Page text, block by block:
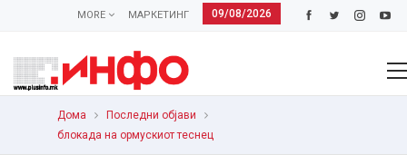
09/08/2026
МАРКЕТИНГ
MORE
Дома
Последни објави
блокада на ормускиот теснец